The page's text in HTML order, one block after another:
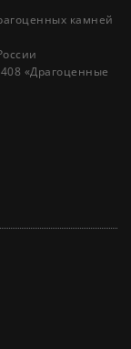
камней
«Драгоценные